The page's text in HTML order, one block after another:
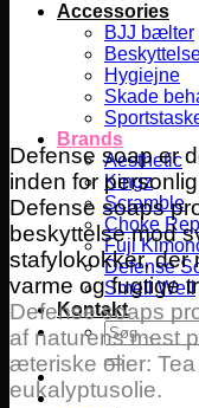
Accessories
BJJ bælter
Hygiejne
Skade
Brands
Aesthetic
Kingz
Scramble
Choke
Fuji
Defense
Smell Well
Kontakt
Søg
efter:
Defense soap er
inden for
Defense soaps
beskyttelse mod
stafylokokker, der
varme og fugtige
Defense soaps
af naturens mest
æteriske olier:
eukalyptusolie.